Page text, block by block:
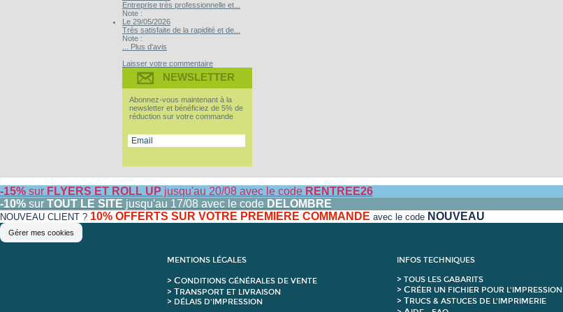
Entreprise très professionnelle et...
Note :
Le 29/05/2026
Très satisfaite de la rapidité et de...
Note :
... Plus d'avis
Laisser votre commentaire
NEWSLETTER
Abonnez-vous maintenant à la
newsletter et bénéficiez de 5% de
réduction sur votre commande
-15% sur FLYERS ET ROLL UP jusqu'au 20/08 avec le code RENTREE26
-10% sur TOUT LE SITE jusqu'au 17/08 avec le code DELOMBRE
NOUVEAU CLIENT ? 10% OFFERTS SUR VOTRE PREMIERE COMMANDE avec le code NOUVEAU
Gérer mes cookies
MENTIONS LÉGALES INFOS TECHNIQUES
> CONDITIONS GÉNÉRALES DE VENTE
> TRANSPORT ET LIVRAISON
> DÉLAIS D'IMPRESSION
> TOUS LES GABARITS
> CRÉER UN FICHIER POUR L'IMPRESSION
> TRUCS & ASTUCES DE L'IMPRIMERIE